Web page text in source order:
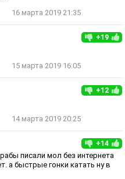
16 марта 2019 21:35
+19
15 марта 2019 16:05
+12
14 марта 2019 20:25
+14
писали мол без интернета
а быстрые гонки катать ну в